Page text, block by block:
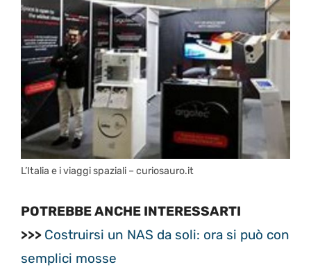
L’Italia e i viaggi spaziali – curiosauro.it
POTREBBE ANCHE INTERESSARTI
>>> Costruirsi un NAS da soli: ora si può con
semplici mosse